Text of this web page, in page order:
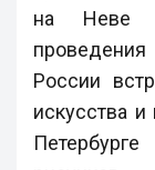
на Неве
России
искусства